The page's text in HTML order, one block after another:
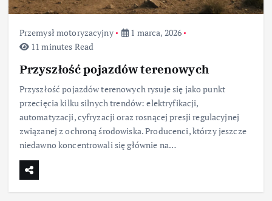
Przemysł motoryzacyjny
1 marca, 2026
11 minutes Read
Przyszłość pojazdów terenowych
Przyszłość pojazdów terenowych rysuje się jako punkt
przecięcia kilku silnych trendów: elektryfikacji,
automatyzacji, cyfryzacji oraz rosnącej presji regulacyjnej
związanej z ochroną środowiska. Producenci, którzy jeszcze
niedawno koncentrowali się głównie na…